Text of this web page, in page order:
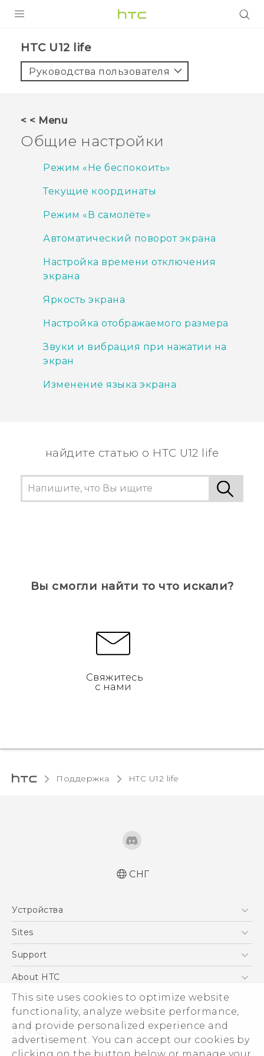
This site uses cookies to optimize website
functionality, analyze website performance,
and provide personalized experience and
advertisement. You can accept our cookies by
5G
HTC U12 life‎
Руководства пользователя
< < Menu
Общие настройки
Режим «Не беспокоить»
Текущие координаты
Режим «В самолёте»
Автоматический поворот экрана
Настройка времени отключения
экрана
Яркость экрана
Настройка отображаемого размера
Звуки и вибрация при нажатии на
экран
Изменение языка экрана
найдите статью о HTC U12 life
Вы смогли найти то что искали?
Свяжитесь
с нами
Поддержка HTC U12 life‎
Русский - Руководство пользователя
Русский - Руководство по безопасности и
соответствию стандартам
Қазақ - жұмысты бастау нұсқаулығы
Қазақ - Пайдаланушы нұсқаулығы
English - User manual
English - Safety and regulatory guide
СНГ
Устройства
5G
EXODUS
VIVE
Sites
HTC Dev
Support
ПОДДЕРЖКА
About HTC
ESG
Инвестирование
Политика конфиденциальности
Безопасность продуктов